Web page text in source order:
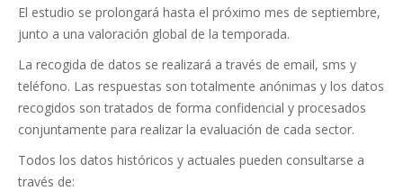
El estudio se prolongará hasta el próximo mes de septiembre,
junto a una valoración global de la temporada.
La recogida de datos se realizará a través de email, sms y
teléfono. Las respuestas son totalmente anónimas y los datos
recogidos son tratados de forma confidencial y procesados
conjuntamente para realizar la evaluación de cada sector.
Todos los datos históricos y actuales pueden consultarse a
través de: